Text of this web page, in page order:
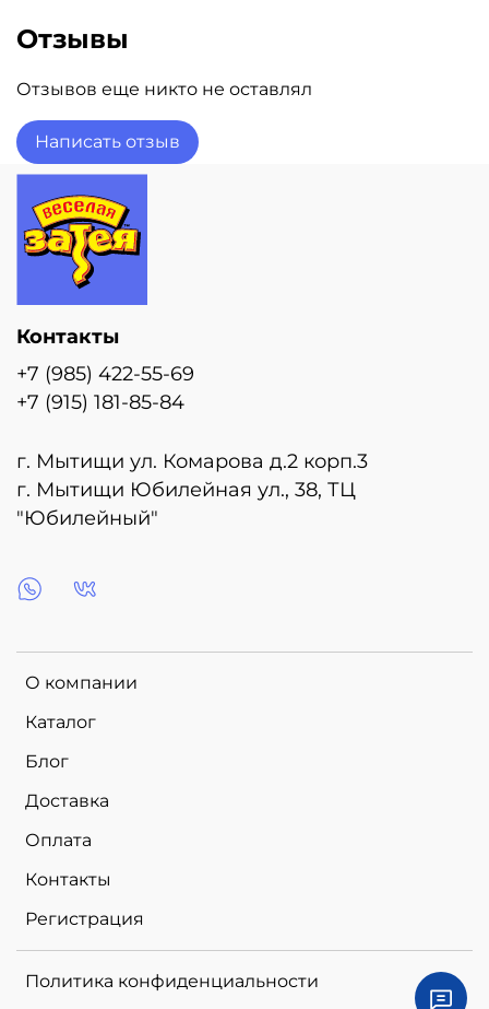
Отзывы
Отзывов еще никто не оставлял
Написать отзыв
О компании
Каталог
Блог
Доставка
Оплата
Контакты
Регистрация
Политика конфиденциальности
Контакты
+7 (985) 422-55-69
+7 (915) 181-85-84
г. Мытищи ул. Комарова д.2 корп.3
г. Мытищи Юбилейная ул., 38, ТЦ
"Юбилейный"